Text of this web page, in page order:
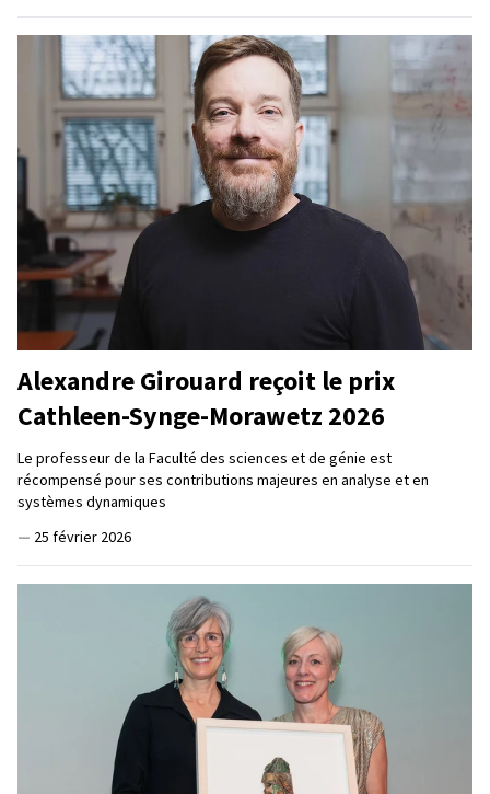
Alexandre Girouard reçoit le prix
Cathleen-Synge-Morawetz 2026
Le professeur de la Faculté des sciences et de génie est
récompensé pour ses contributions majeures en analyse et en
systèmes dynamiques
— 25 février 2026